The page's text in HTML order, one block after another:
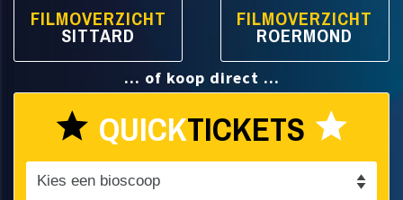
FILMOVERZICHT
SITTARD FILMOVERZICHT
ROERMOND
... of koop direct ...
star QUICKTICKETS star